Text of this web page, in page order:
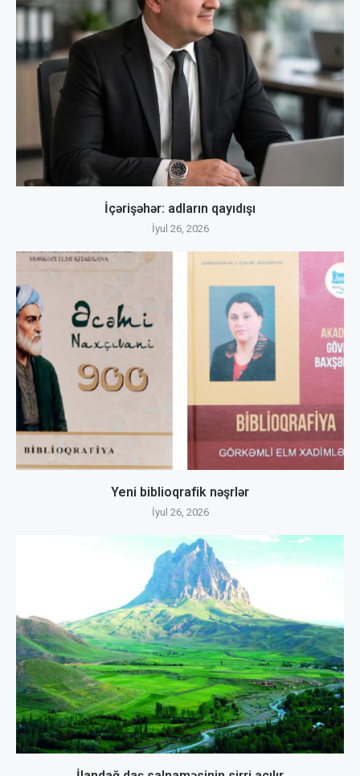
İçərişəhər: adların qayıdışı
İyul 26, 2026
Yeni biblioqrafik nəşrlər
İyul 26, 2026